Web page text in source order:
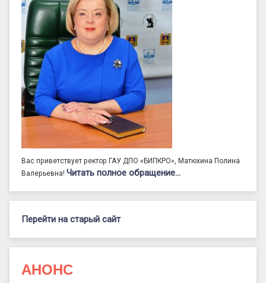
Вас приветствует ректор ГАУ ДПО «БИПКРО», Матюхина Полина
Валерьевна! Читать полное обращение…
Перейти на старый сайт
АНОНС